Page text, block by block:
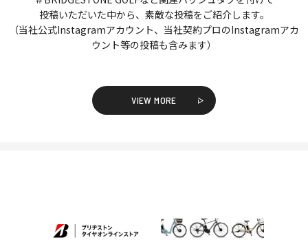
投稿いただいた中から、素敵な投稿をご紹介します。
（当社公式Instagramアカウント、当社契約プロのInstagramアカ
ウント等の投稿も含みます）
VIEW MORE